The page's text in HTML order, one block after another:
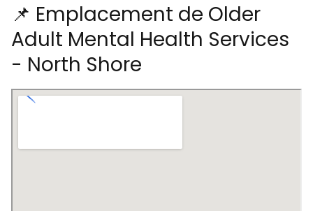
📌 Emplacement de Older
Adult Mental Health Services
- North Shore